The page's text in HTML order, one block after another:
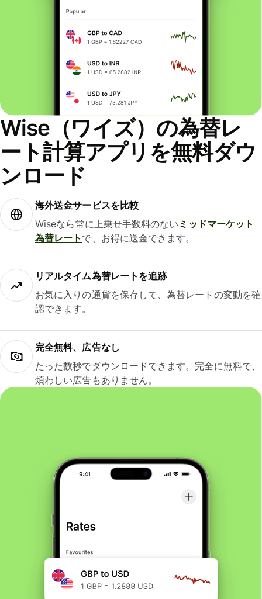
Wise（ワイズ）の為替レ
ート計算アプリを無料ダウ
ンロード
海外送金サービスを比較
Wiseなら常に上乗せ手数料のない ミッドマーケット
為替レート で、お得に送金できます。
リアルタイム為替レートを追跡
お気に入りの通貨を保存して、為替レートの変動を確
認できます。
完全無料、広告なし
たった数秒でダウンロードできます。完全に無料で、
煩わしい広告もありません。